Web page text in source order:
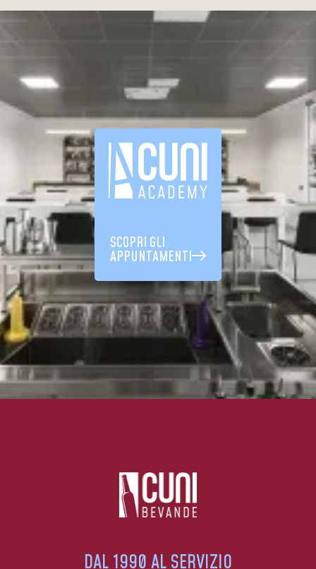
SCOPRI GLI
APPUNTAMENTI
DAL 1990 AL SERVIZIO